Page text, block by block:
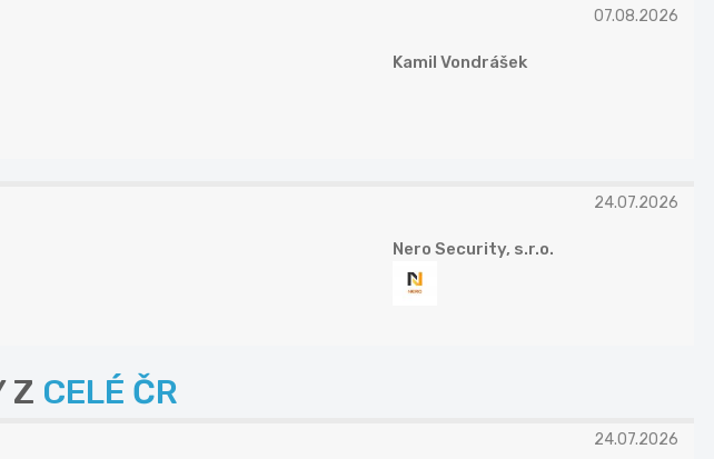
07.08.2026
Kamil Vondrášek
24.07.2026
Nero Security, s.r.o.
Z CELÉ ČR
24.07.2026